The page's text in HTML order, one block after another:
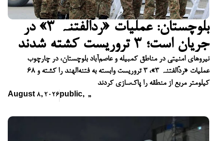
بلوچستان: عملیات «ردّالفتنہ ۳» در
جریان است؛ ۳ تروریست کشته شدند
نیروهای امنیتی در مناطق کمبیله و عاصم‌آباد بلوچستان، در چارچوب
عملیات «ردّالفتنہ ۳»، ۳ تروریست وابسته به فتنه‌الهند را کشته و ۶۸
کیلومتر مربع از منطقه را پاک‌سازی کردند
August 8, 2026 public, ,,